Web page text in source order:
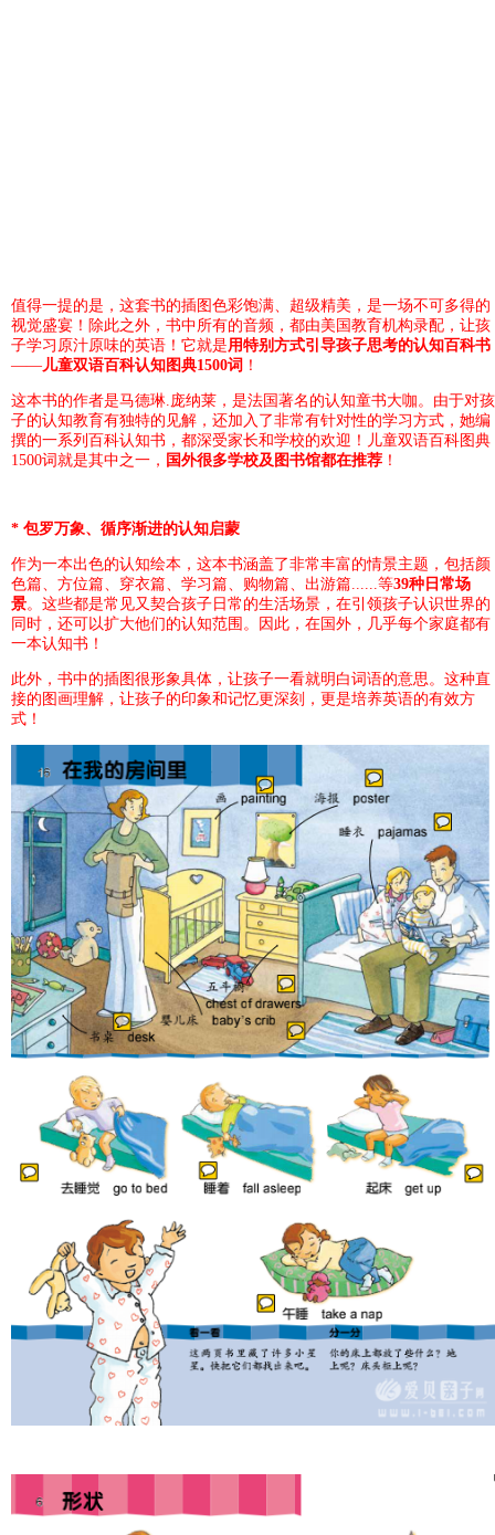
值得一提的是，这套书的插图色彩饱满、超级精美，是一场不可多得的
视觉盛宴！除此之外，书中所有的音频，都由美国教育机构录配，让孩
子学习原汁原味的英语！它就是用特别方式引导孩子思考的认知百科书
——儿童双语百科认知图典1500词 ！
这本书的作者是马德琳.庞纳莱，是法国著名的认知童书大咖。由于对孩
子的认知教育有独特的见解，还加入了非常有针对性的学习方式，她编
撰的一系列百科认知书，都深受家长和学校的欢迎！儿童双语百科图典
1500词就是其中之一， 国外很多学校及图书馆都在推荐 ！
* 包罗万象、循序渐进的认知启蒙
作为一本出色的认知绘本，这本书涵盖了非常丰富的情景主题，包括颜
色篇、方位篇、穿衣篇、学习篇、购物篇、出游篇......等39种日常场
景。这些都是常见又契合孩子日常的生活场景，在引领孩子认识世界的
同时，还可以扩大他们的认知范围。因此，在国外，几乎每个家庭都有
一本认知书！
此外，书中的插图很形象具体，让孩子一看就明白词语的意思。这种直
接的图画理解，让孩子的印象和记忆更深刻，更是培养英语的有效方
式！